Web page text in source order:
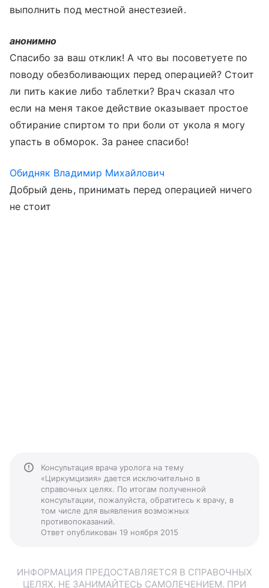
выполнить под местной анестезией.
анонимно
Спасибо за ваш отклик! А что вы посоветуете по
поводу обезболивающих перед операцией? Стоит
ли пить какие либо таблетки? Врач сказал что
если на меня такое действие оказывает простое
обтирание спиртом то при боли от укола я могу
упасть в обморок. За ранее спасибо!
Обидняк Владимир Михайлович
Добрый день, принимать перед операцией ничего
не стоит
Консультация врача уролога на тему
«Циркумцизия» дается исключительно в
справочных целях. По итогам полученной
консультации, пожалуйста, обратитесь к врачу, в
том числе для выявления возможных
противопоказаний.
Ответ опубликован 19 ноября 2015
ИНФОРМАЦИЯ ПРЕДОСТАВЛЯЕТСЯ В СПРАВОЧНЫХ
ЦЕЛЯХ. НЕ ЗАНИМАЙТЕСЬ САМОЛЕЧЕНИЕМ. ПРИ